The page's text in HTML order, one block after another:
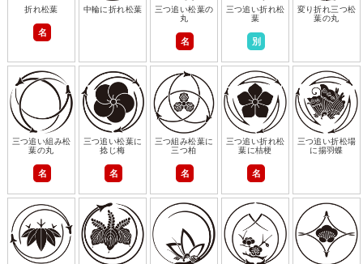
折れ松葉
名
中輪に折れ松葉
三つ追い松葉の
丸
名
三つ追い折れ松
葉
別
変り折れ三つ松
葉の丸
三つ追い組み松
葉の丸
名
三つ追い松葉に
捻じ梅
名
三つ組み松葉に
三つ柏
名
三つ追い折れ松
葉に桔梗
名
三つ追い折松場
に揚羽蝶